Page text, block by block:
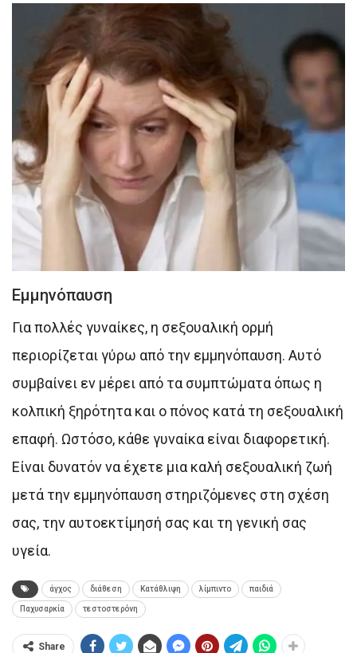
Εμμηνόπαυση
Για πολλές γυναίκες, η σεξουαλική ορμή
περιορίζεται γύρω από την εμμηνόπαυση. Αυτό
συμβαίνει εν μέρει από τα συμπτώματα όπως η
κολπική ξηρότητα και ο πόνος κατά τη σεξουαλική
επαφή. Ωστόσο, κάθε γυναίκα είναι διαφορετική.
Είναι δυνατόν να έχετε μια καλή σεξουαλική ζωή
μετά την εμμηνόπαυση στηριζόμενες στη σχέση
σας, την αυτοεκτίμησή σας και τη γενική σας
υγεία.
άγχος διάθεση Κατάθλιψη λίμπιντο παιδιά
Παχυσαρκία τεστοστερόνη
Share